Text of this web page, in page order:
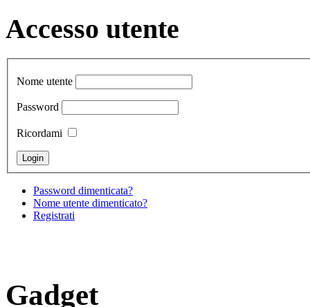
Accesso utente
Nome utente
Password
Ricordami
Password dimenticata?
Nome utente dimenticato?
Registrati
Gadget